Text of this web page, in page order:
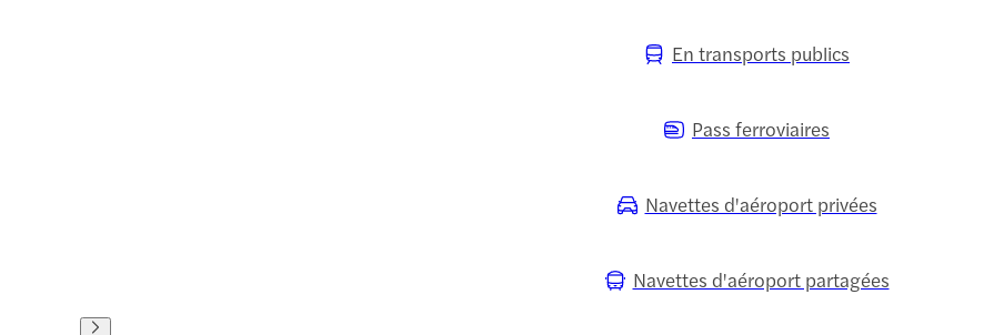
En transports publics
Pass ferroviaires
Navettes d'aéroport privées
Navettes d'aéroport partagées